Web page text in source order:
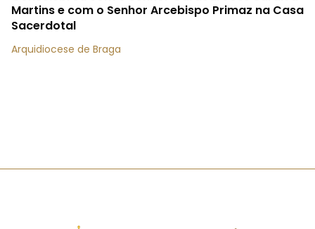
Martins e com o Senhor Arcebispo Primaz na Casa
Sacerdotal
Arquidiocese de Braga